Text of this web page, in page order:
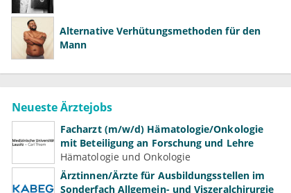
Alternative Verhütungsmethoden für den
Mann
Neueste Ärztejobs
Facharzt (m/w/d) Hämatologie/Onkologie
mit Beteiligung an Forschung und Lehre
Hämatologie und Onkologie
Ärztinnen/Ärzte für Ausbildungsstellen im
Sonderfach Allgemein- und Viszeralchirurgie